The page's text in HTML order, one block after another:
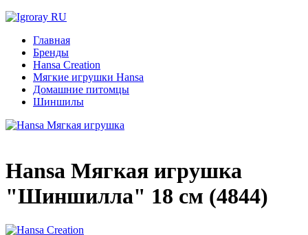
Главная
Бренды
Hansa Creation
Мягкие игрушки Hansa
Домашние питомцы
Шиншилы
Hansa Мягкая игрушка
"Шиншилла" 18 см (4844)